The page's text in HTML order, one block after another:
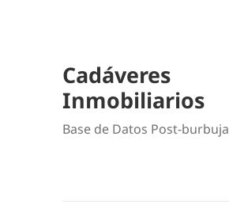
Cadáveres
Inmobiliarios
Base de Datos Post-burbuja